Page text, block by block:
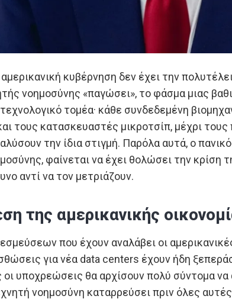
κυβέρνηση δεν έχει την
νοημοσύνης «παγώσει», το φάσμα μιας
τομέα· κάθε συνδεδεμένη
τους κατασκευαστές μικροτσίπ, μέχρι
την ίδια στιγμή. Παρόλα αυτά, ο
φαίνεται να έχει θολώσει την κρίση
αντί να τον μετριάζουν.
της αμερικανικής
που έχουν αναλάβει οι
για νέα data centers έχουν ήδη
οι υποχρεώσεις θα αρχίσουν πολύ σύντομα
νοημοσύνη καταρρεύσει πριν όλες